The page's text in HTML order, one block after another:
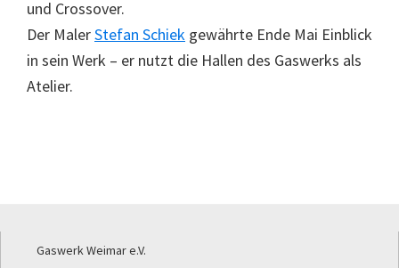
und Crossover.
Der MalerStefan Schiek gewährte Ende Mai Einblick
in sein Werk – er nutzt die Hallen des Gaswerks als
Atelier.
FooterGaswerk Weimar e.V.